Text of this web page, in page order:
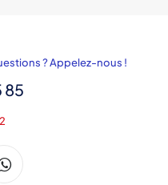
? Appelez-nous !
85